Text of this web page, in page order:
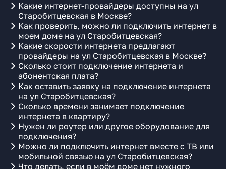
Какие интернет-провайдеры доступны на ул
Старобитцевская в Москве?
Как проверить, можно ли подключить интернет в
моем доме на ул Старобитцевская?
Какие скорости интернета предлагают
провайдеры на ул Старобитцевская в Москве?
Сколько стоит подключение интернета и
абонентская плата?
Как оставить заявку на подключение интернета
на ул Старобитцевская?
Сколько времени занимает подключение
интернета в квартиру?
Нужен ли роутер или другое оборудование для
подключения?
Можно ли подключить интернет вместе с ТВ или
мобильной связью на ул Старобитцевская?
Что делать, если в моём доме нет нужного